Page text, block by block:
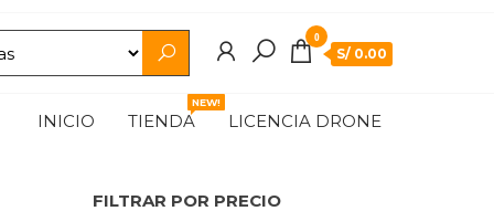
0
S/ 0.00
INICIO TIENDA
NEW!
LICENCIA DRONE
FILTRAR POR PRECIO